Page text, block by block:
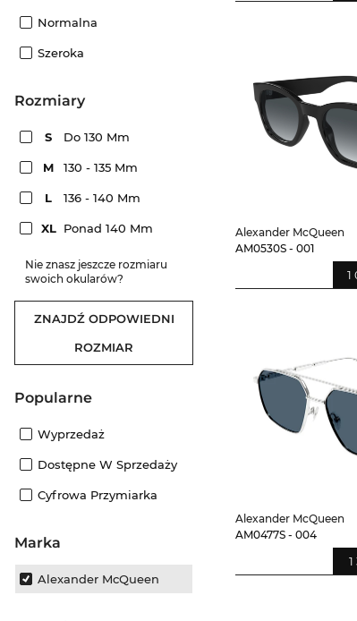
Normalna
Szeroka
rozmiary
S Do 130 Mm
M 130 - 135 Mm
L 136 - 140 Mm
XL Ponad 140 Mm
Nie znasz jeszcze rozmiaru
swoich okularów?
ZNAJDŹ ODPOWIEDNI
ROZMIAR
Popularne
Wyprzedaż
Dostępne W Sprzedaży
Cyfrowa Przymiarka
Marka
Alexander McQueen
Alexander McQueen
AM0530S - 001
1
Alexander McQueen
AM0477S - 004